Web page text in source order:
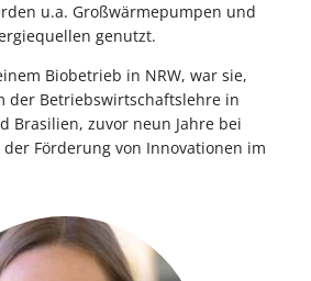
u.a. Großwärmepumpen und
genutzt.
Biobetrieb in NRW, war sie,
der Betriebswirtschaftslehre in
Brasilien, zuvor neun Jahre bei
Förderung von Innovationen im